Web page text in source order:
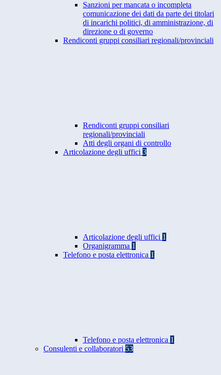
Sanzioni per mancata o incompleta
comunicazione dei dati da parte dei titolari
di incarichi politici, di amministrazione, di
direzione o di governo
Rendiconti gruppi consiliari regionali/provinciali
Rendiconti gruppi consiliari
regionali/provinciali
Atti degli organi di controllo
Articolazione degli uffici 3
Articolazione degli uffici 1
Organigramma 1
Telefono e posta elettronica 1
Telefono e posta elettronica 1
Consulenti e collaboratori 53